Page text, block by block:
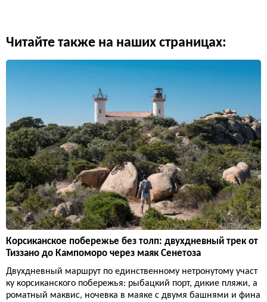
Читайте также на наших страницах:
Корсиканское побережье без толп: двухдневный трек от
Тиззано до Кампоморо через маяк Сенетоза
Двухдневный маршрут по единственному нетронутому участ
ку корсиканского побережья: рыбацкий порт, дикие пляжи, а
роматный маквис, ночевка в маяке с двумя башнями и фина